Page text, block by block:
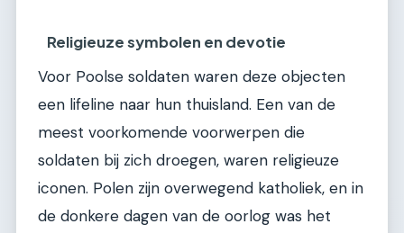
Religieuze symbolen en devotie
Voor Poolse soldaten waren deze objecten
een lifeline naar hun thuisland. Een van de
meest voorkomende voorwerpen die
soldaten bij zich droegen, waren religieuze
iconen. Polen zijn overwegend katholiek, en in
de donkere dagen van de oorlog was het